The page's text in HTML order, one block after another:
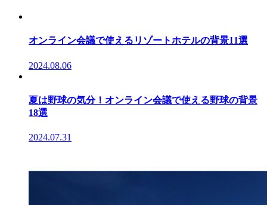
オンライン会議で使えるリゾートホテルの背景11選
2024.08.06
夏は野球の気分！オンライン会議で使える野球の背景
18選
2024.07.31